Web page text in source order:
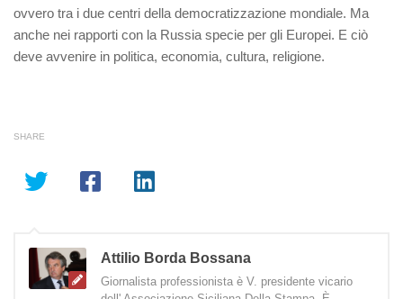
ovvero tra i due centri della democratizzazione mondiale. Ma
anche nei rapporti con la Russia specie per gli Europei. E ciò
deve avvenire in politica, economia, cultura, religione.
SHARE
Attilio Borda Bossana
Giornalista professionista è V. presidente vicario